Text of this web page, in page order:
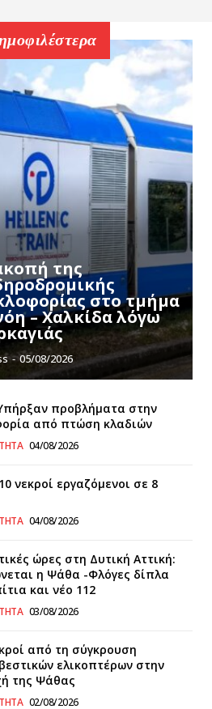
της
στο τμήμα
– Χαλκίδα λόγω
- 05/08/2026
προβλήματα στην
από πτώση κλαδιών
04/08/2026
νεκροί εργαζόμενοι σε 8
04/08/2026
ώρες στη Δυτική Αττική:
η Ψάθα -Φλόγες δίπλα
και νέο 112
03/08/2026
από τη σύγκρουση
ελικοπτέρων στην
της Ψάθας
02/08/2026